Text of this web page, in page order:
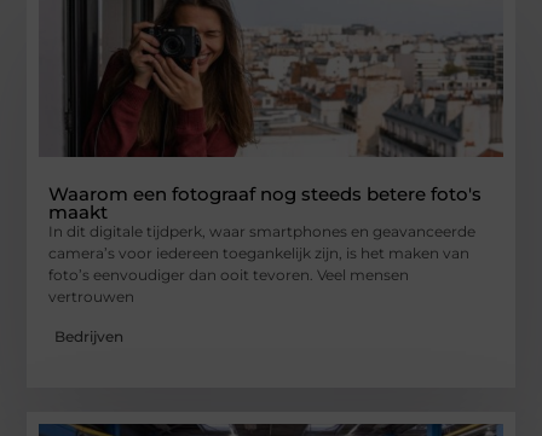
Waarom een fotograaf nog steeds betere foto's
maakt
In dit digitale tijdperk, waar smartphones en geavanceerde
camera’s voor iedereen toegankelijk zijn, is het maken van
foto’s eenvoudiger dan ooit tevoren. Veel mensen
vertrouwen
Bedrijven